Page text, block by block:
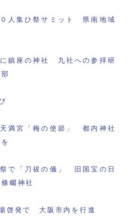
０人集ひ祭サミット 県南地域
鎮座の神社 九社への参拝研
満宮「梅の使節」 都内神社
で「刀祓の儀」 旧国宝の日
畷神社
啓発で 大阪市内を行進